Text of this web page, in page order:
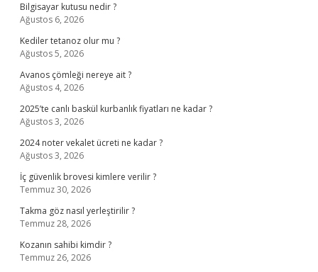
Bilgisayar kutusu nedir ?
Ağustos 6, 2026
Kediler tetanoz olur mu ?
Ağustos 5, 2026
Avanos çömleği nereye ait ?
Ağustos 4, 2026
2025’te canlı baskül kurbanlık fiyatları ne kadar ?
Ağustos 3, 2026
2024 noter vekalet ücreti ne kadar ?
Ağustos 3, 2026
İç güvenlik brovesi kimlere verilir ?
Temmuz 30, 2026
Takma göz nasıl yerleştirilir ?
Temmuz 28, 2026
Kozanın sahibi kimdir ?
Temmuz 26, 2026